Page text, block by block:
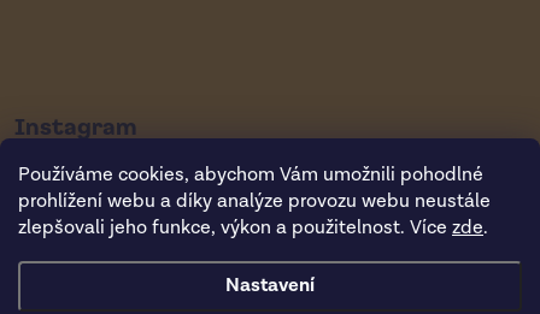
Používáme cookies, abychom Vám umožnili pohodlné
prohlížení webu a díky analýze provozu webu neustále
zlepšovali jeho funkce, výkon a použitelnost. Více zde.
Nastavení
Instagram